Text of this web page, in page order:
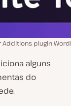
Additions plugin
alguns
do